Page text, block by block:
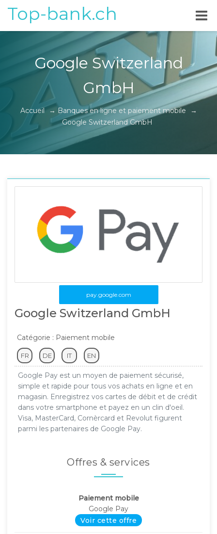
Top-bank.ch
Google Switzerland
GmbH
Accueil → Banques en ligne et paiement mobile
→
Google Switzerland GmbH
pay.google.com
Google Switzerland GmbH
Catégorie : Paiement mobile
FR DE IT EN
Google Pay est un moyen de paiement sécurisé,
simple et rapide pour tous vos achats en ligne et en
magasin. Enregistrez vos cartes de débit et de crédit
dans votre smartphone et payez en un clin d'oeil.
Visa, MasterCard, Cornèrcard et Revolut figurent
parmi les partenaires de Google Pay.
Offres & services
Paiement mobile
Google Pay
Voir cette offre